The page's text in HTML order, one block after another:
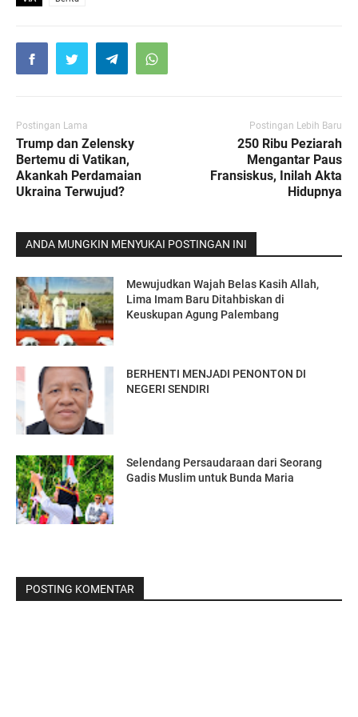
Postingan Lama
Trump dan Zelensky
Bertemu di Vatikan,
Akankah Perdamaian
Ukraina Terwujud?
Postingan Lebih Baru
250 Ribu Peziarah
Mengantar Paus
Fransiskus, Inilah Akta
Hidupnya
ANDA MUNGKIN MENYUKAI POSTINGAN INI
Mewujudkan Wajah Belas Kasih Allah,
Lima Imam Baru Ditahbiskan di
Keuskupan Agung Palembang
BERHENTI MENJADI PENONTON DI
NEGERI SENDIRI
Selendang Persaudaraan dari Seorang
Gadis Muslim untuk Bunda Maria
POSTING KOMENTAR